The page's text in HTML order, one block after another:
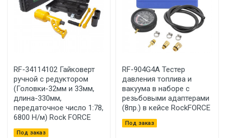
RF-34114102 Гайковерт
ручной с редуктором
(Головки-32мм и 33мм,
длина-330мм,
передаточное число 1:78,
6800 Н/м) Rock FORCE
Под заказ
RF-904G4A Тестер
давления топлива и
вакуума в наборе с
резьбовыми адаптерами
(8пр.) в кейсе RockFORCE
Под заказ